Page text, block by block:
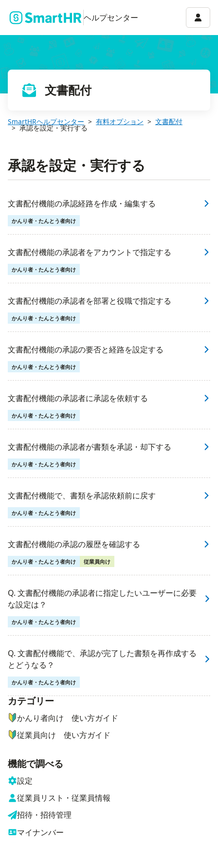
ヘルプセンター アカ
文書配付
SmartHRヘルプセンター 有料オプション 文書配付
承認を設定・実行する
承認を設定・実行する
文書配付機能の承認経路を作成・編集する
かんり者・たんとう者向け
文書配付機能の承認者をアカウントで指定する
かんり者・たんとう者向け
文書配付機能の承認者を部署と役職で指定する
かんり者・たんとう者向け
文書配付機能の承認の要否と経路を設定する
かんり者・たんとう者向け
文書配付機能の承認者に承認を依頼する
かんり者・たんとう者向け
文書配付機能の承認者が書類を承認・却下する
かんり者・たんとう者向け
文書配付機能で、書類を承認依頼前に戻す
かんり者・たんとう者向け
文書配付機能の承認の履歴を確認する
かんり者・たんとう者向け 従業員向け
Q. 文書配付機能の承認者に指定したいユーザーに必要
な設定は？
かんり者・たんとう者向け
Q. 文書配付機能で、承認が完了した書類を再作成する
とどうなる？
かんり者・たんとう者向け
ナビゲーションメニュー
カテゴリー
かんり者向け 使い方ガイド
従業員向け 使い方ガイド
機能で調べる
設定
従業員リスト・従業員情報
招待・招待管理
マイナンバー